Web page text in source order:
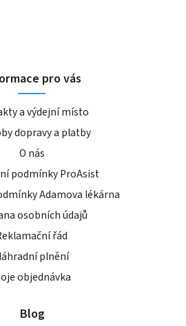
pro vás
a výdejní místo
dopravy a platby
O nás
podmínky ProAsist
Adamova lékárna
osobních údajů
řád
plnění
objednávka
Blog